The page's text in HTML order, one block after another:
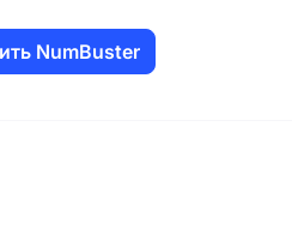
NumBuster